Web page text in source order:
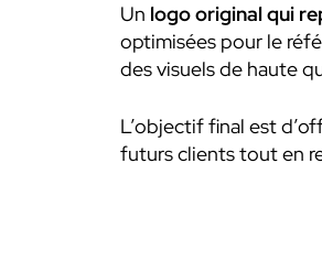
Un logo original qui
optimisées pour le
des visuels de haute
L’objectif final est
futurs clients tout en